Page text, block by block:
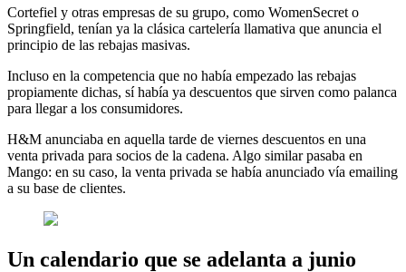
Cortefiel y otras empresas de su grupo, como WomenSecret o
Springfield, tenían ya la clásica cartelería llamativa que anuncia el
principio de las rebajas masivas.
Incluso en la competencia que no había empezado las rebajas
propiamente dichas, sí había ya descuentos que sirven como palanca
para llegar a los consumidores.
H&M anunciaba en aquella tarde de viernes descuentos en una
venta privada para socios de la cadena. Algo similar pasaba en
Mango: en su caso, la venta privada se había anunciado vía emailing
a su base de clientes.
Un calendario que se adelanta a junio